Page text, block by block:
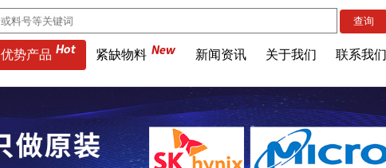
优势产品 紧缺物料 新闻资讯 关于我们 联系我们